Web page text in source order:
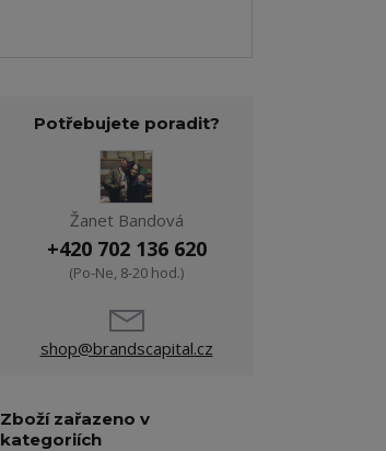
Potřebujete poradit?
Žanet Bandová
+420 702 136 620
(Po-Ne, 8-20 hod.)
shop@brandscapital.cz
Zboží zařazeno v
kategoriích